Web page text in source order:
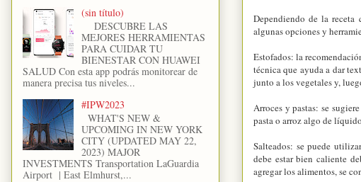
Dependiendo de la receta
algunas opciones y
Estofados: la
técnica que ayuda a dar
junto a los vegetales y,
Arroces y pastas: se
pasta o arroz algo de
Salteados: se puede
debe estar bien caliente
agregar los alimentos, se
(sin título)
DESCUBRE LAS
MEJORES HERRAMIENTAS
PARA CUIDAR TU
BIENESTAR CON HUAWEI
SALUD Con esta app podrás monitorear de
manera precisa tus niveles...
#IPW2023
WHAT'S NEW &
UPCOMING IN NEW YORK
CITY (UPDATED MAY 22,
2023) MAJOR
INVESTMENTS Transportation LaGuardia
Airport | East Elmhurst,...